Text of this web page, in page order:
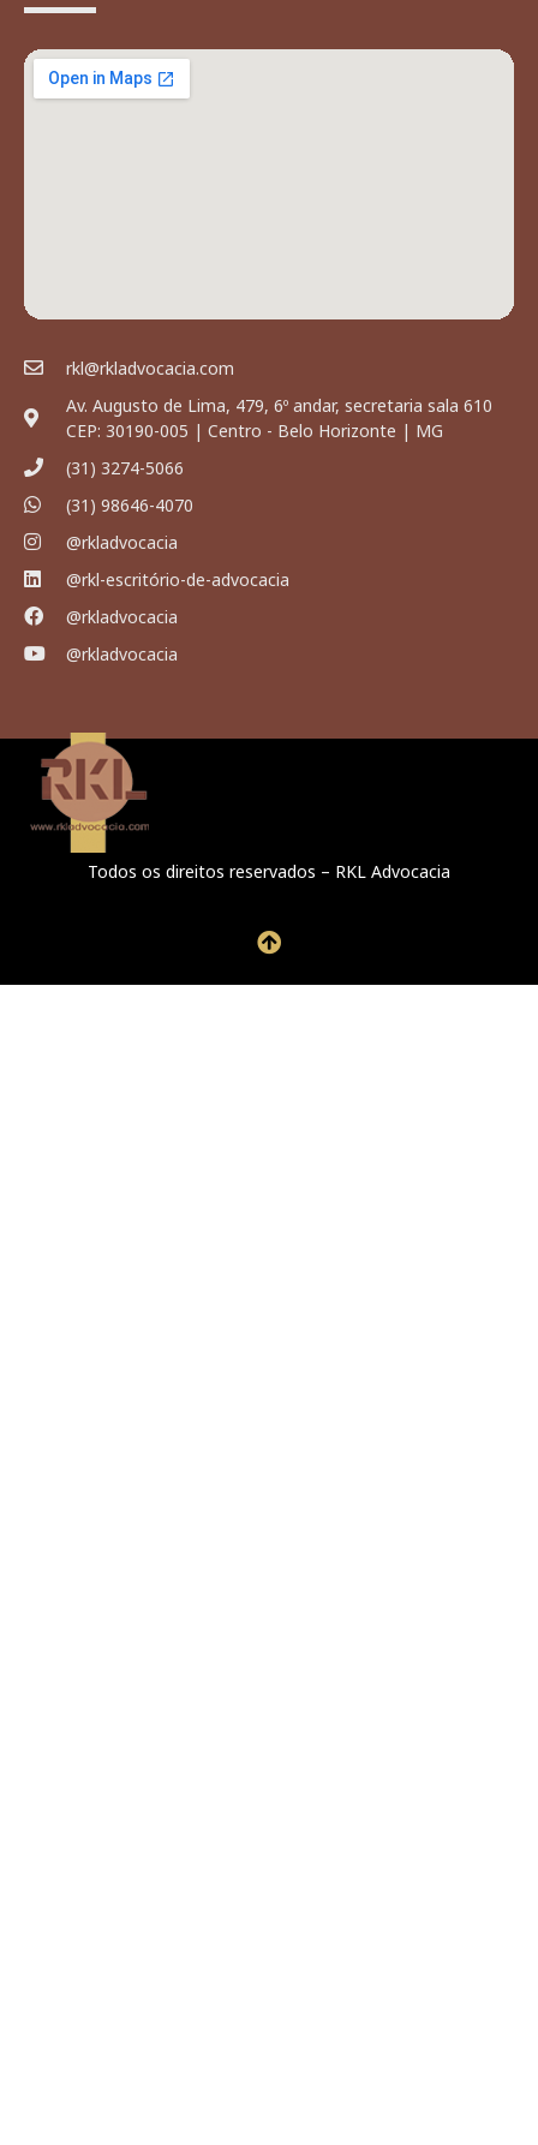
rkl@rkladvocacia.com
Av. Augusto de Lima, 479, 6º andar, secretaria sala 610
CEP: 30190-005 | Centro - Belo Horizonte | MG
(31) 3274-5066
(31) 98646-4070
@rkladvocacia
@rkl-escritório-de-advocacia
@rkladvocacia
@rkladvocacia
Todos os direitos reservados – RKL Advocacia